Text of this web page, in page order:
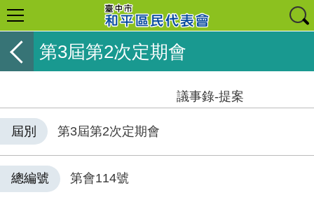
第3屆第2次定期會
議事錄-提案
屆別 第3屆第2次定期會
總編號 第會114號